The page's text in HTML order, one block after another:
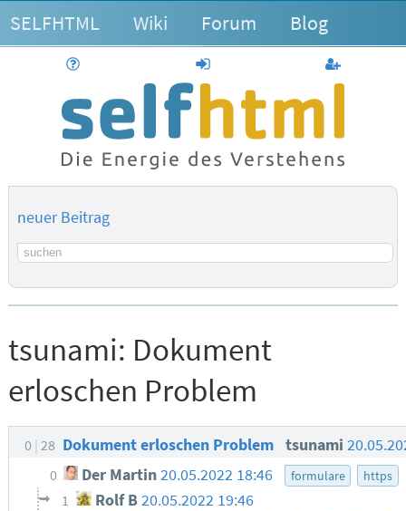
SELFHTML Wiki Forum Blog
anmelden
neuer Beitrag
Suchbegriff
tsunami: Dokument
erloschen Problem
0 28 Dokument erloschen Problem tsunami
0 Der Martin20.05.2022 18:46 formulare https
1 Rolf B20.05.2022 19:46